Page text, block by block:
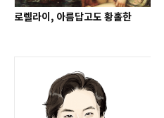
로렐라이, 아름답고도 황홀한